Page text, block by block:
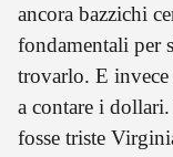
ancora bazzichi
fondamentali per
trovarlo. E
a contare i
fosse triste